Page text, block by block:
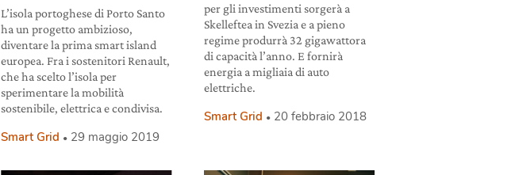
L’isola portoghese di Porto Santo
ha un progetto ambizioso,
diventare la prima smart island
europea. Fra i sostenitori Renault,
che ha scelto l’isola per
sperimentare la mobilità
sostenibile, elettrica e condivisa.
Smart Grid 29 maggio 2019
per gli investimenti sorgerà a
Skelleftea in Svezia e a pieno
regime produrrà 32 gigawattora
di capacità l’anno. E fornirà
energia a migliaia di auto
elettriche.
Smart Grid 20 febbraio 2018